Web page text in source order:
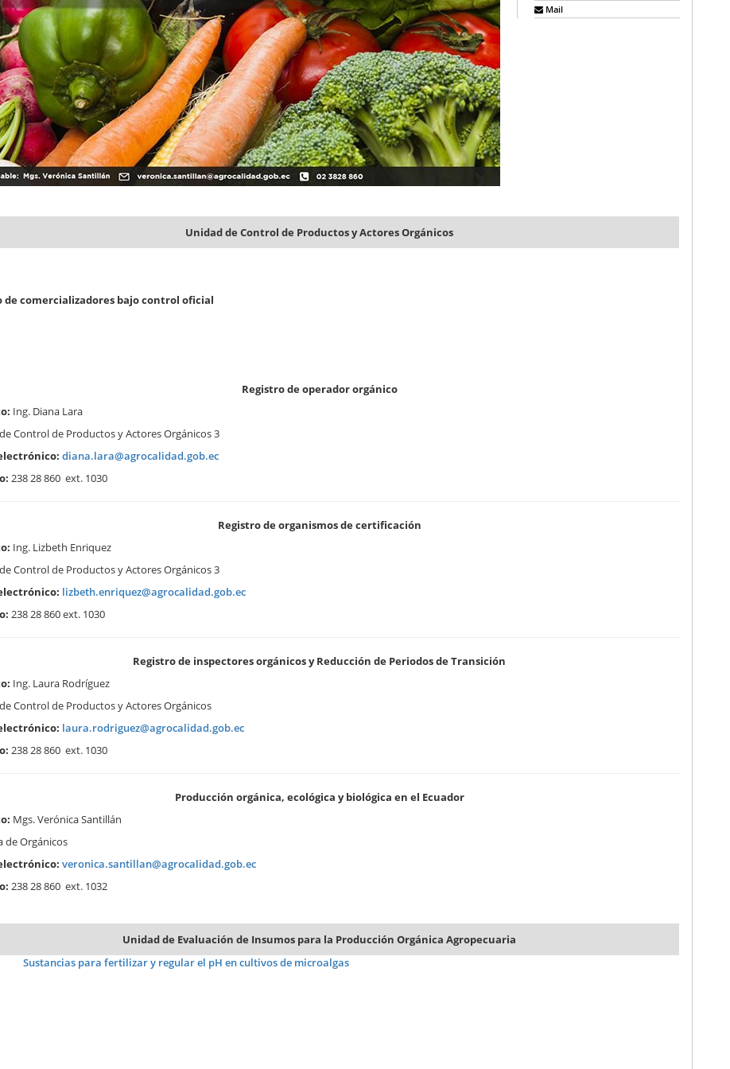
Mail
Unidad de Control de Productos y Actores Orgánicos
de comercializadores bajo control oficial
Registro de operador orgánico
Ing. Diana Lara
Control de Productos y Actores Orgánicos 3
diana.lara@agrocalidad.gob.ec
238 28 860 ext. 1030
Registro de organismos de certificación
Ing. Lizbeth Enriquez
Control de Productos y Actores Orgánicos 3
lizbeth.enriquez@agrocalidad.gob.ec
238 28 860 ext. 1030
Registro de inspectores orgánicos y Reducción de Periodos de Transición
Ing. Laura Rodríguez
Control de Productos y Actores Orgánicos
laura.rodriguez@agrocalidad.gob.ec
238 28 860 ext. 1030
Producción orgánica, ecológica y biológica en el Ecuador
Mgs. Verónica Santillán
de Orgánicos
veronica.santillan@agrocalidad.gob.ec
238 28 860 ext. 1032
Unidad de Evaluación de Insumos para la Producción Orgánica Agropecuaria
Sustancias para fertilizar y regular el pH en cultivos de microalgas